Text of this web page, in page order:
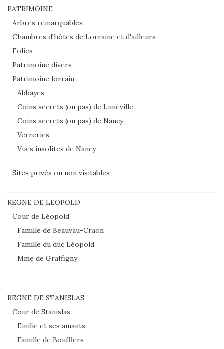
PATRIMOINE
Arbres remarquables
Chambres d'hôtes de Lorraine et d'ailleurs
Folies
Patrimoine divers
Patrimoine lorrain
Abbayes
Coins secrets (ou pas) de Lunéville
Coins secrets (ou pas) de Nancy
Verreries
Vues insolites de Nancy
Sites privés ou non visitables
REGNE DE LEOPOLD
Cour de Léopold
Famille de Beauvau-Craon
Famille du duc Léopold
Mme de Graffigny
REGNE DE STANISLAS
Cour de Stanislas
Emilie et ses amants
Famille de Boufflers